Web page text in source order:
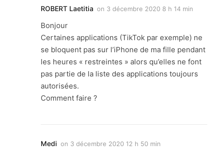
ROBERT Laetitia on 3 décembre 2020 8 h 14 min
Bonjour
Certaines applications (TikTok par exemple) ne
se bloquent pas sur l’iPhone de ma fille pendant
les heures « restreintes » alors qu’elles ne font
pas partie de la liste des applications toujours
autorisées.
Comment faire ?
Medi on 3 décembre 2020 12 h 50 min